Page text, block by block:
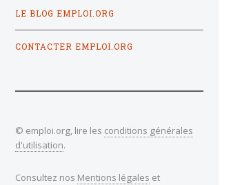
LE BLOG EMPLOI.ORG
CONTACTER EMPLOI.ORG
© emploi.org, lire les conditions générales
d'utilisation.
Consultez nos Mentions légales et